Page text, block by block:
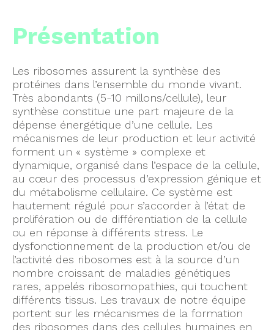
Présentation
Les ribosomes assurent la synthèse des
protéines dans l’ensemble du monde vivant.
Très abondants (5-10 millons/cellule), leur
synthèse constitue une part majeure de la
dépense énergétique d’une cellule. Les
mécanismes de leur production et leur activité
forment un « système » complexe et
dynamique, organisé dans l’espace de la cellule,
au cœur des processus d’expression génique et
du métabolisme cellulaire. Ce système est
hautement régulé pour s’accorder à l’état de
prolifération ou de différentiation de la cellule
ou en réponse à différents stress. Le
dysfonctionnement de la production et/ou de
l’activité des ribosomes est à la source d’un
nombre croissant de maladies génétiques
rares, appelés ribosomopathies, qui touchent
différents tissus. Les travaux de notre équipe
portent sur les mécanismes de la formation
des ribosomes dans des cellules humaines en